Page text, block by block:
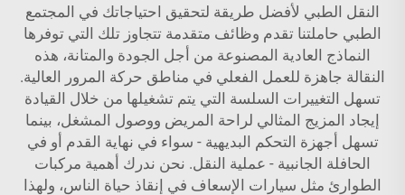
النقل الطبي لأفضل طريقة لتحقيق احتياجاتك في المجتمع
الطبي حاملتنا تقدم وظائف متقدمة تتجاوز تلك التي توفرها
النماذج العادية المصنوعة من أجل الجودة والمتانة، هذه
النقالة جاهزة للعمل الفعلي في مناطق حركة المرور العالية.
تسهل التغييرات السلسة التي يتم تشغيلها من خلال القيادة
إيجاد المزيج المثالي لراحة المريض ووصول المشغل، بينما
تسهل أجهزة التحكم البديهية - سواء في نهاية القدم أو في
الحافلة الجانبية - عملية النقل. نحن ندرك أهمية مركبات
الطوارئ مثل سيارات الإسعاف في إنقاذ حياة الناس، ولهذا